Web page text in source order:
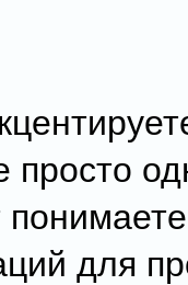
просто
для